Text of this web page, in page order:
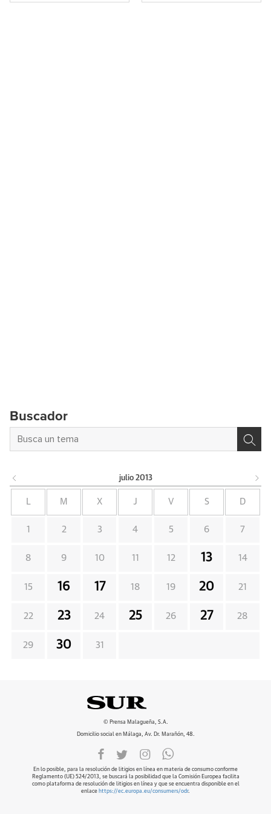
Buscador
julio 2013
L M X J V S D
1 2 3 4 5 6 7
8 9 10 11 12 13 14
15 16 17 18 19 20 21
22 23 24 25 26 27 28
29 30 31
© Prensa Malagueña, S.A.
Domicilio social en Málaga, Av. Dr. Marañón, 48.
En lo posible, para la resolución de litigios en línea en materia de consumo conforme
Reglamento (UE) 524/2013, se buscará la posibilidad que la Comisión Europea facilita
como plataforma de resolución de litigios en línea y que se encuentra disponible en el
enlace https://ec.europa.eu/consumers/odr.